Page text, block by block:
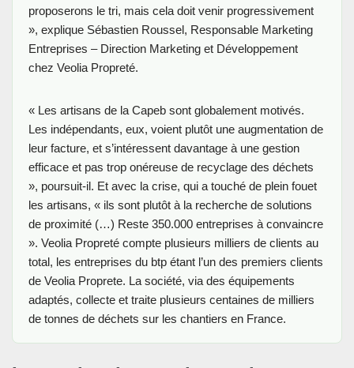
proposerons le tri, mais cela doit venir progressivement
», explique Sébastien Roussel, Responsable Marketing
Entreprises – Direction Marketing et Développement
chez Veolia Propreté.
« Les artisans de la Capeb sont globalement motivés.
Les indépendants, eux, voient plutôt une augmentation de
leur facture, et s’intéressent davantage à une gestion
efficace et pas trop onéreuse de recyclage des déchets
», poursuit-il. Et avec la crise, qui a touché de plein fouet
les artisans, « ils sont plutôt à la recherche de solutions
de proximité (…) Reste 350.000 entreprises à convaincre
». Veolia Propreté compte plusieurs milliers de clients au
total, les entreprises du btp étant l’un des premiers clients
de Veolia Proprete. La société, via des équipements
adaptés, collecte et traite plusieurs centaines de milliers
de tonnes de déchets sur les chantiers en France.